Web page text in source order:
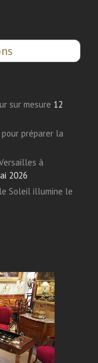
sur mesure 12
préparer la
à
2026
Soleil illumine le